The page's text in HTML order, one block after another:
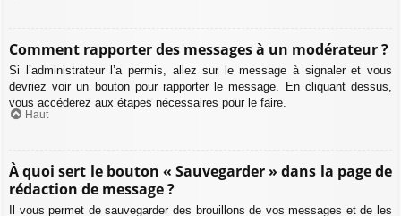
Comment rapporter des messages à un modérateur ?
Si l’administrateur l’a permis, allez sur le message à signaler et vous
devriez voir un bouton pour rapporter le message. En cliquant dessus,
vous accéderez aux étapes nécessaires pour le faire.
Haut
À quoi sert le bouton « Sauvegarder » dans la page de
rédaction de message ?
Il vous permet de sauvegarder des brouillons de vos messages et de les